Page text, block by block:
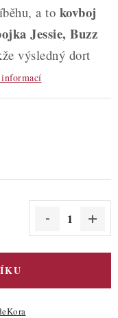
a to kovboj
Jessie, Buzz
výsledný dort